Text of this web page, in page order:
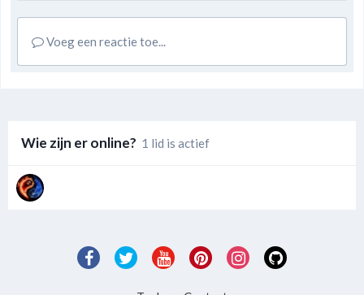
Voeg een reactie toe...
Wie zijn er online? 1 lid is actief